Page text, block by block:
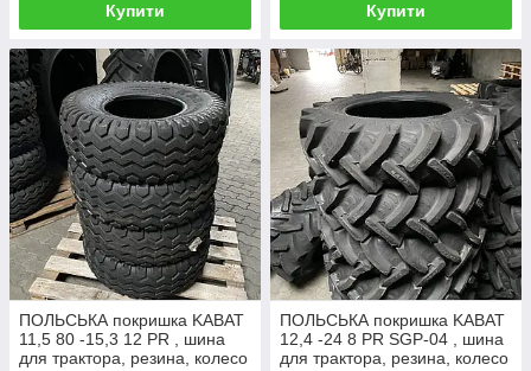
Купити Купити
ПОЛЬСЬКА покришка KABAT
11,5 80 -15,3 12 PR , шина
для трактора, резина, колесо
ПОЛЬСЬКА покришка KABAT
12,4 -24 8 PR SGP-04 , шина
для трактора, резина, колесо